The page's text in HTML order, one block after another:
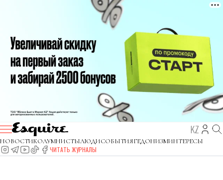
KZ
НОВОСТИКОЛУМНИСТЫЛЮДИСОБЫТИЯГЕДОНИЗМИНТЕРЕСЫ
ЧИТАТЬ ЖУРНАЛЫ